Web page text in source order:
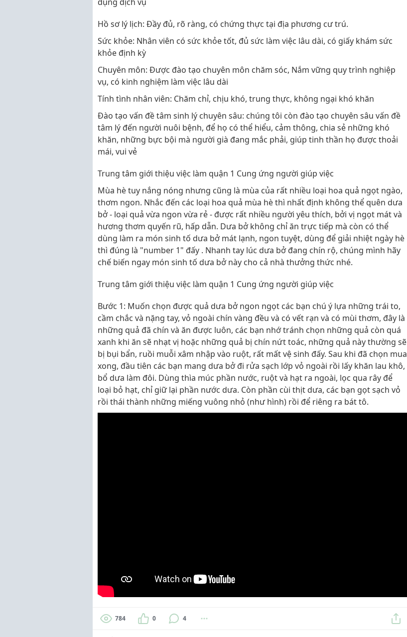
Hồ sơ lý lịch: Đầy đủ, rõ ràng, có chứng thực tại địa phương cư trú.
Sức khỏe: Nhân viên có sức khỏe tốt, đủ sức làm việc lâu dài, có giấy khám sức
khỏe định kỳ
Chuyên môn: Được đào tạo chuyên môn chăm sóc, Nắm vững quy trình nghiệp
vụ, có kinh nghiệm làm việc lâu dài
Tính tình nhân viên: Chăm chỉ, chịu khó, trung thực, không ngại khó khăn
Đào tạo vấn đề tâm sinh lý chuyên sâu: chúng tôi còn đào tạo chuyên sâu vấn đề
tâm lý đến người nuôi bệnh, để họ có thể hiểu, cảm thông, chia sẻ những khó
khăn, những bực bội mà người già đang mắc phải, giúp tinh thần họ được thoải
mái, vui vẻ
Trung tâm giới thiệu việc làm quận 1 Cung ứng người giúp việc
Mùa hè tuy nắng nóng nhưng cũng là mùa của rất nhiều loại hoa quả ngọt ngào,
thơm ngon. Nhắc đến các loại hoa quả mùa hè thì nhất định không thể quên dưa
bở - loại quả vừa ngon vừa rẻ - được rất nhiều người yêu thích, bởi vị ngọt mát và
hương thơm quyến rũ, hấp dẫn. Dưa bở không chỉ ăn trực tiếp mà còn có thể
dùng làm ra món sinh tố dưa bở mát lạnh, ngon tuyệt, dùng để giải nhiệt ngày hè
thì đúng là "number 1" đấy . Nhanh tay lúc dưa bở đang chín rộ, chúng mình hãy
chế biến ngay món sinh tố dưa bở này cho cả nhà thưởng thức nhé.
Trung tâm giới thiệu việc làm quận 1 Cung ứng người giúp việc
Bước 1: Muốn chọn được quả dưa bở ngon ngọt các bạn chú ý lựa những trái to,
cầm chắc và nặng tay, vỏ ngoài chín vàng đều và có vết rạn và có mùi thơm, đây là
những quả đã chín và ăn được luôn, các bạn nhớ tránh chọn những quả còn quá
xanh khi ăn sẽ nhạt vị hoặc những quả bị chín nứt toác, những quả này thường sẽ
bị bụi bẩn, ruồi muỗi xâm nhập vào ruột, rất mất vệ sinh đấy. Sau khi đã chọn mua
xong, đầu tiên các bạn mang dưa bở đi rửa sạch lớp vỏ ngoài rồi lấy khăn lau khô,
bổ dưa làm đôi. Dùng thìa múc phần nước, ruột và hạt ra ngoài, lọc qua rây để
loại bỏ hạt, chỉ giữ lại phần nước dưa. Còn phần cùi thịt dưa, các bạn gọt sạch vỏ
rồi thái thành những miếng vuông nhỏ (như hình) rồi để riêng ra bát tô.
784 0 4